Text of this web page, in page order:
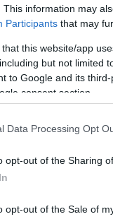
This information may
Participants that may
that this website/app
but not limited
to Google and its
consent section.
Data Processing Opt
opt-out of the Sharing
opt-out of the Sale of